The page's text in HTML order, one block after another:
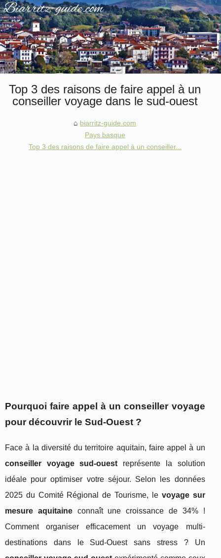
Top 3 des raisons de faire appel à un
conseiller voyage dans le sud-ouest
biarritz-guide.com
Pays basque
Top 3 des raisons de faire appel à un conseiller...
Pourquoi faire appel à un conseiller voyage
pour découvrir le Sud-Ouest ?
Face à la diversité du territoire aquitain, faire appel à un
conseiller voyage sud-ouest représente la solution
idéale pour optimiser votre séjour. Selon les données
2025 du Comité Régional de Tourisme, le voyage sur
mesure aquitaineconnaît une croissance de 34% !
Comment organiser efficacement un voyage multi-
destinations dans le Sud-Ouest sans stress ? Un